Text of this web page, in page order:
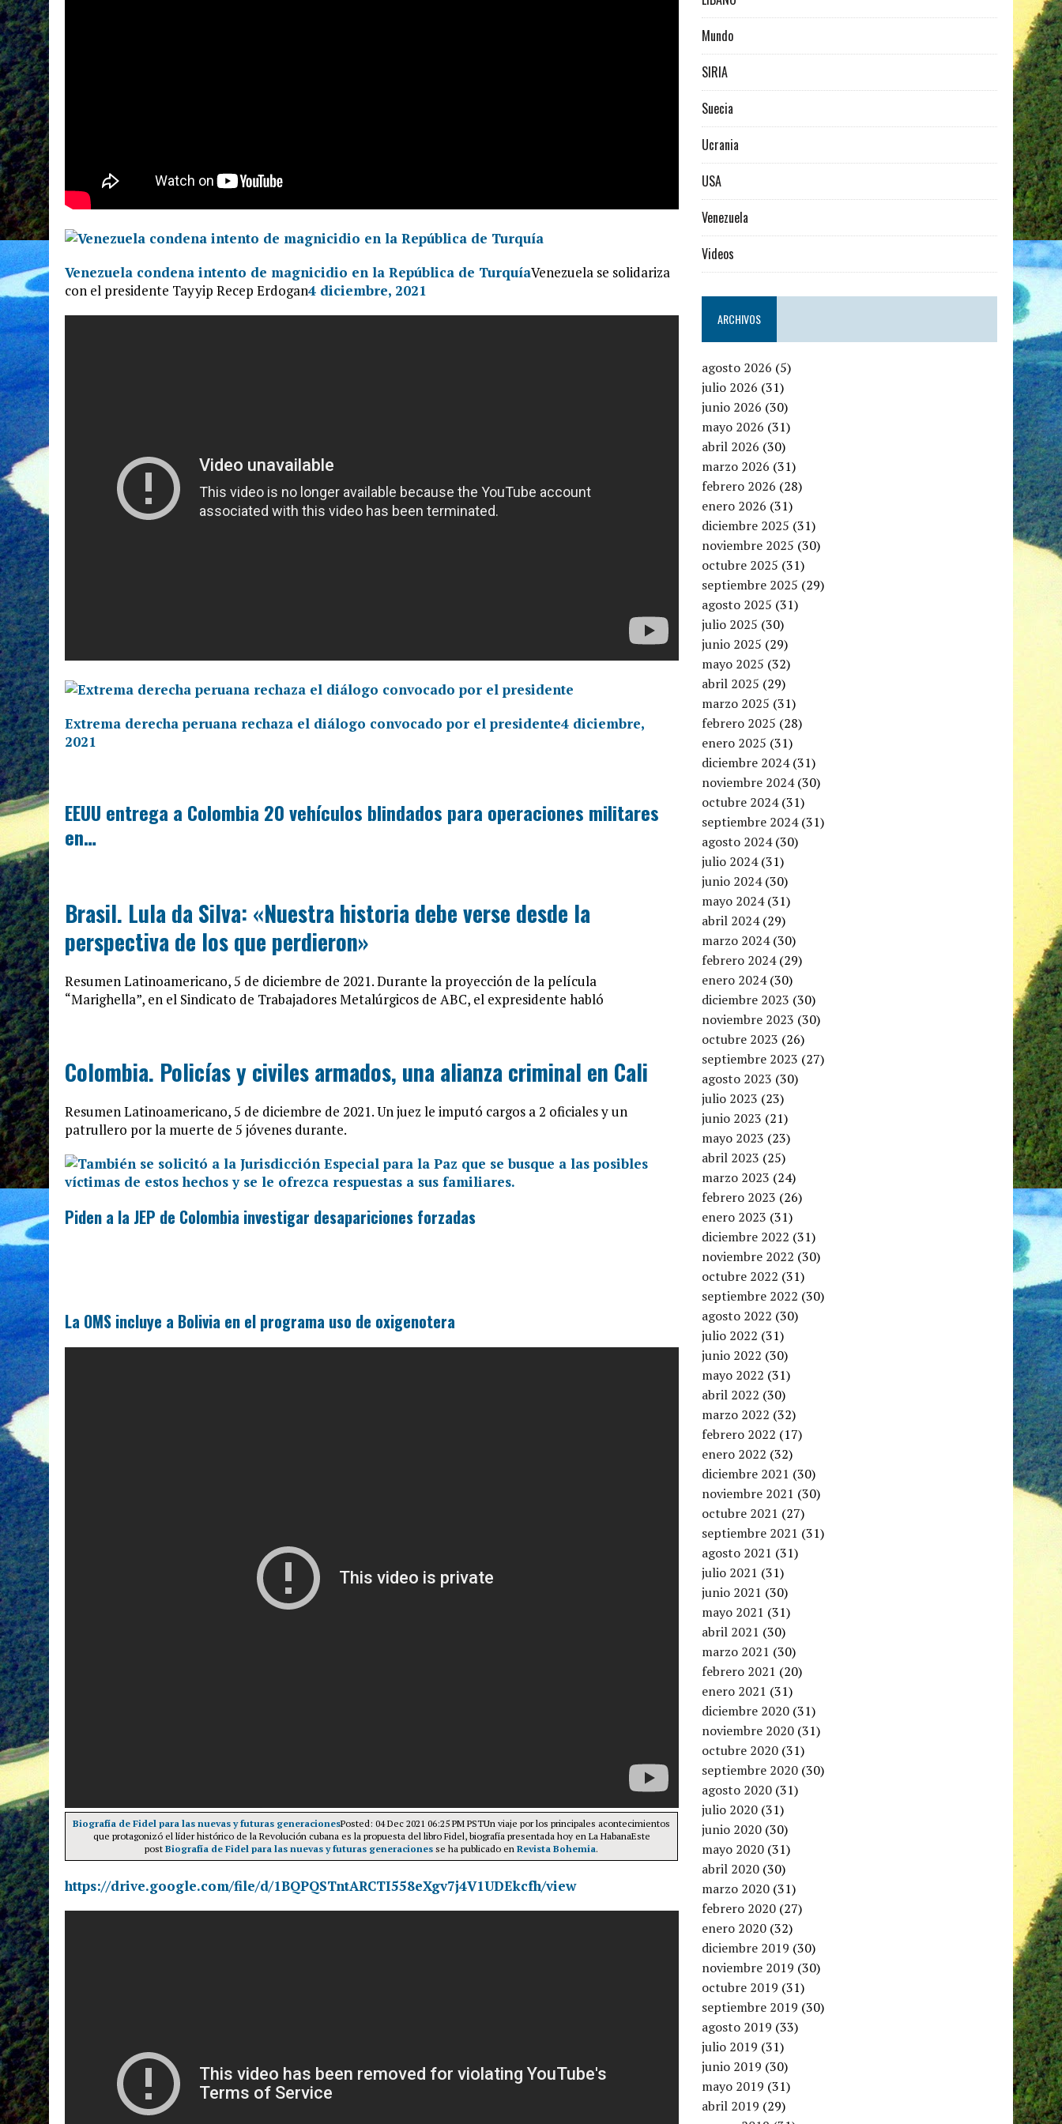
Venezuela condena intento de magnicidio en la República de TurquíaVenezuela se solidariza
con el presidente Tayyip Recep Erdogan4 diciembre, 2021
Extrema derecha peruana rechaza el diálogo convocado por el presidente4 diciembre,
2021
EEUU entrega a Colombia 20 vehículos blindados para operaciones militares
en…
Brasil. Lula da Silva: «Nuestra historia debe verse desde la
perspectiva de los que perdieron»
Resumen Latinoamericano, 5 de diciembre de 2021. Durante la proyección de la película
“Marighella”, en el Sindicato de Trabajadores Metalúrgicos de ABC, el expresidente habló
Colombia. Policías y civiles armados, una alianza criminal en Cali
Resumen Latinoamericano, 5 de diciembre de 2021. Un juez le imputó cargos a 2 oficiales y un
patrullero por la muerte de 5 jóvenes durante.
Piden a la JEP de Colombia investigar desapariciones forzadas
La OMS incluye a Bolivia en el programa uso de oxigenotera
Biografía de Fidel para las nuevas y futuras generacionesPosted: 04 Dec 2021 06:25 PM PSTUn viaje por los principales acontecimientos
que protagonizó el líder histórico de la Revolución cubana es la propuesta del libro Fidel, biografía presentada hoy en La HabanaEste
post Biografía de Fidel para las nuevas y futuras generaciones se ha publicado en Revista Bohemia.
https://drive.google.com/file/d/1BQPQSTntARCTI558eXgv7j4V1UDEkcfh/view
Mundo
SIRIA
Suecia
Ucrania
USA
Venezuela
Videos
ARCHIVOS
agosto 2026 (5)
julio 2026 (31)
junio 2026 (30)
mayo 2026 (31)
abril 2026 (30)
marzo 2026 (31)
febrero 2026 (28)
enero 2026 (31)
diciembre 2025 (31)
noviembre 2025 (30)
octubre 2025 (31)
septiembre 2025 (29)
agosto 2025 (31)
julio 2025 (30)
junio 2025 (29)
mayo 2025 (32)
abril 2025 (29)
marzo 2025 (31)
febrero 2025 (28)
enero 2025 (31)
diciembre 2024(31)
noviembre 2024(30)
octubre 2024(31)
septiembre 2024(31)
agosto 2024(30)
julio 2024(31)
junio 2024(30)
mayo 2024(31)
abril 2024(29)
marzo 2024(30)
febrero 2024(29)
enero 2024(30)
diciembre 2023 (30)
noviembre 2023 (30)
octubre 2023 (26)
septiembre 2023 (27)
agosto 2023 (30)
julio 2023 (23)
junio 2023 (21)
mayo 2023 (23)
abril 2023 (25)
marzo 2023 (24)
febrero 2023 (26)
enero 2023 (31)
diciembre 2022 (31)
noviembre 2022 (30)
octubre 2022 (31)
septiembre 2022 (30)
agosto 2022 (30)
julio 2022 (31)
junio 2022 (30)
mayo 2022 (31)
abril 2022 (30)
marzo 2022 (32)
febrero 2022 (17)
enero 2022 (32)
diciembre 2021 (30)
noviembre 2021 (30)
octubre 2021 (27)
septiembre 2021 (31)
agosto 2021 (31)
julio 2021 (31)
junio 2021 (30)
mayo 2021 (31)
abril 2021 (30)
marzo 2021 (30)
febrero 2021 (20)
enero 2021 (31)
diciembre 2020 (31)
noviembre 2020 (31)
octubre 2020 (31)
septiembre 2020 (30)
agosto 2020 (31)
julio 2020 (31)
junio 2020 (30)
mayo 2020 (31)
abril 2020 (30)
marzo 2020 (31)
febrero 2020 (27)
enero 2020 (32)
diciembre 2019 (30)
noviembre 2019 (30)
octubre 2019 (31)
septiembre 2019 (30)
agosto 2019 (33)
julio 2019 (31)
junio 2019 (30)
mayo 2019 (31)
abril 2019 (29)